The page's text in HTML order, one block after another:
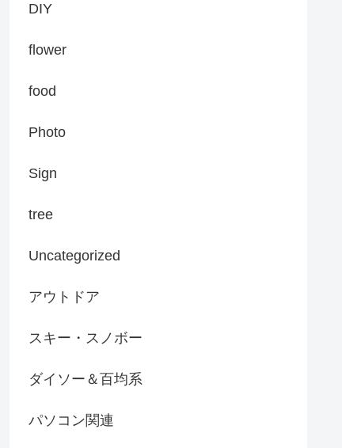
DIY
flower
food
Photo
Sign
tree
Uncategorized
アウトドア
スキー・スノボー
ダイソー＆百均系
パソコン関連